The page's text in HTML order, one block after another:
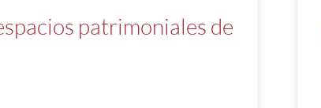
patrimoniales de